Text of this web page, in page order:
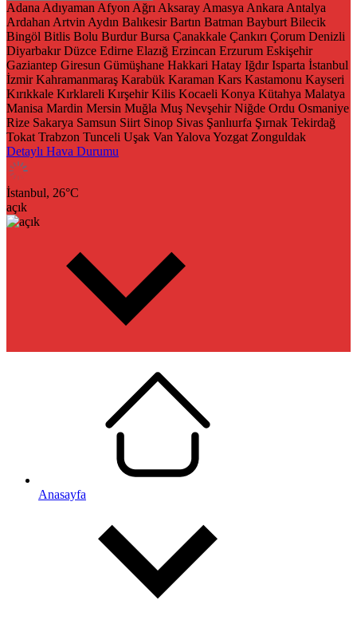
Adana Adıyaman Afyon Ağrı Aksaray Amasya Ankara Antalya
Ardahan Artvin Aydın Balıkesir Bartın Batman Bayburt Bilecik
Bingöl Bitlis Bolu Burdur Bursa Çanakkale Çankırı Çorum Denizli
Diyarbakır Düzce Edirne Elazığ Erzincan Erzurum Eskişehir
Gaziantep Giresun Gümüşhane Hakkari Hatay Iğdır Isparta İstanbul
İzmir Kahramanmaraş Karabük Karaman Kars Kastamonu Kayseri
Kırıkkale Kırklareli Kırşehir Kilis Kocaeli Konya Kütahya Malatya
Manisa Mardin Mersin Muğla Muş Nevşehir Niğde Ordu Osmaniye
Rize Sakarya Samsun Siirt Sinop Sivas Şanlıurfa Şırnak Tekirdağ
Tokat Trabzon Tunceli Uşak Van Yalova Yozgat Zonguldak
Detaylı Hava Durumu
İstanbul, 26°C
açık
Anasayfa